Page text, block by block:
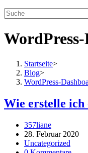
Startseite>
Blog>
WordPress-
Wie erstelle ich
Beitrags-
Autor:
357liane
Beitrag
veröffentlicht:
28. Februar 2020
Beitrags-
Uncategorized